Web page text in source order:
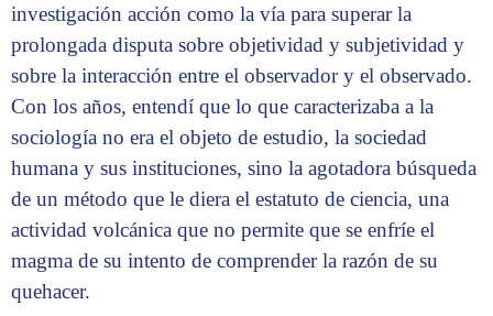
investigación acción como la vía para superar la
prolongada disputa sobre objetividad y subjetividad y
sobre la interacción entre el observador y el observado.
Con los años, entendí que lo que caracterizaba a la
sociología no era el objeto de estudio, la sociedad
humana y sus instituciones, sino la agotadora búsqueda
de un método que le diera el estatuto de ciencia, una
actividad volcánica que no permite que se enfríe el
magma de su intento de comprender la razón de su
quehacer.